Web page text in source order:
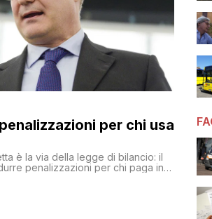
per chi usa
è la via della legge di bilancio: il
penalizzazioni per chi paga in